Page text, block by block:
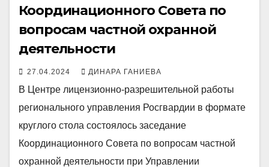
Координационного Совета по
вопросам частной охранной
деятельности
27.04.2024 ДИНАРА ГАНИЕВА
В Центре лицензионно-разрешительной работы
регионального управления Росгвардии в формате
круглого стола состоялось заседание
Координационного Совета по вопросам частной
охранной деятельности при Управлении